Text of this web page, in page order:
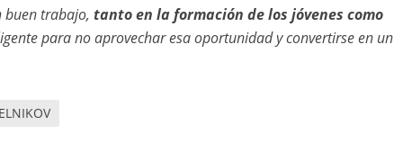
buen trabajo, tanto en la formación de los jóvenes como
para no aprovechar esa oportunidad y convertirse en un